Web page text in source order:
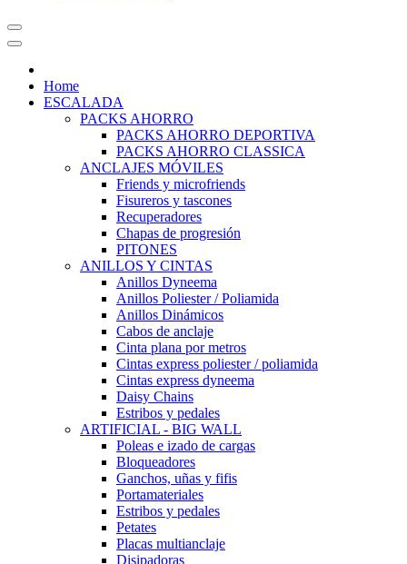
Home
ESCALADA
PACKS AHORRO
PACKS AHORRO DEPORTIVA
PACKS AHORRO CLASSICA
ANCLAJES MÓVILES
Friends y microfriends
Fisureros y tascones
Recuperadores
Chapas de progresión
PITONES
ANILLOS Y CINTAS
Anillos Dyneema
Anillos Poliester / Poliamida
Anillos Dinámicos
Cabos de anclaje
Cinta plana por metros
Cintas express poliester / poliamida
Cintas express dyneema
Daisy Chains
Estribos y pedales
ARTIFICIAL - BIG WALL
Poleas e izado de cargas
Bloqueadores
Ganchos, uñas y fifis
Portamateriales
Estribos y pedales
Petates
Placas multianclaje
Disipadoras